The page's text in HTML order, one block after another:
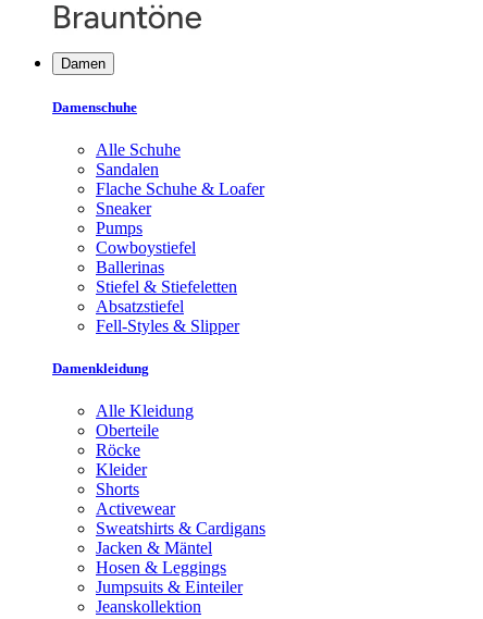
Damen
Damenschuhe
Alle Schuhe
Sandalen
Flache Schuhe & Loafer
Sneaker
Pumps
Cowboystiefel
Ballerinas
Stiefel & Stiefeletten
Absatzstiefel
Fell-Styles & Slipper
Damenkleidung
Alle Kleidung
Oberteile
Röcke
Kleider
Shorts
Activewear
Sweatshirts & Cardigans
Jacken & Mäntel
Hosen & Leggings
Jumpsuits & Einteiler
Jeanskollektion